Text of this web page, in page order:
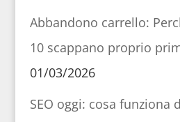
Abbandono carrello:
10 scappano proprio
01/03/2026
SEO oggi: cosa funziona